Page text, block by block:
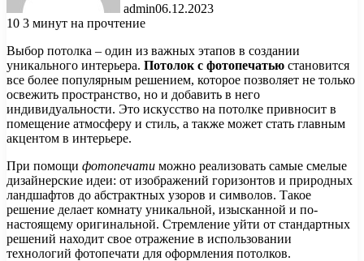
admin06.12.2023
10 3 минут на прочтение
Выбор потолка – один из важных этапов в создании
уникального интерьера. Потолок с фотопечатью становится
все более популярным решением, которое позволяет не только
освежить пространство, но и добавить в него
индивидуальности. Это искусство на потолке привносит в
помещение атмосферу и стиль, а также может стать главным
акцентом в интерьере.
При помощи фотопечати можно реализовать самые смелые
дизайнерские идеи: от изображений горизонтов и природных
ландшафтов до абстрактных узоров и символов. Такое
решение делает комнату уникальной, изысканной и по-
настоящему оригинальной. Стремление уйти от стандартных
решений находит свое отражение в использовании
технологий фотопечати для оформления потолков.